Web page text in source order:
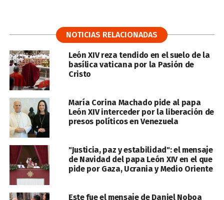
NOTICIAS RELACIONADAS
León XIV reza tendido en el suelo de la
basílica vaticana por la Pasión de
Cristo
María Corina Machado pide al papa
León XIV interceder por la liberación de
presos políticos en Venezuela
"Justicia, paz y estabilidad": el mensaje
de Navidad del papa León XIV en el que
pide por Gaza, Ucrania y Medio Oriente
Este fue el mensaje de Daniel Noboa